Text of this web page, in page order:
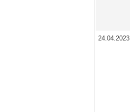
24.04.2023